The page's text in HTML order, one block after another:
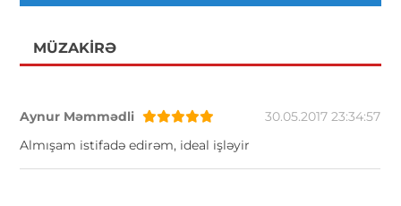
MÜZAKIRƏ
Aynur Məmmədli
30.05.2017 23:34:57
Almışam istifadə edirəm, ideal işləyir